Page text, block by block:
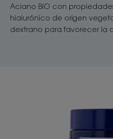
Aciano BIO con
hialurónico de origen
dextrano para favorecer la